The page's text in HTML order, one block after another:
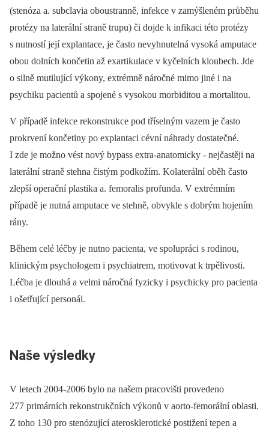
(stenóza a. subclavia oboustranně, infekce v zamýšleném průběhu
protézy na laterální straně trupu) či dojde k infikaci této protézy
s nutností její explantace, je často nevyhnutelná vysoká amputace
obou dolních končetin až exartikulace v kyčelních kloubech. Jde
o silně mutilující výkony, extrémně náročné mimo jiné i na
psychiku pacientů a spojené s vysokou morbiditou a mortalitou.
V případě infekce rekonstrukce pod tříselným vazem je často
prokrvení končetiny po explantaci cévní náhrady dostatečné.
I zde je možno vést nový bypass extra-anatomicky -⁠ nejčastěji na
laterální straně stehna čistým podkožím. Kolaterální oběh často
zlepší operační plastika a. femoralis profunda. V extrémním
případě je nutná amputace ve stehně, obvykle s dobrým hojením
rány.
Během celé léčby je nutno pacienta, ve spolupráci s rodinou,
klinickým psychologem i psychiatrem, motivovat k trpělivosti.
Léčba je dlouhá a velmi náročná fyzicky i psychicky pro pacienta
i ošetřující personál.
Naše výsledky
V letech 2004-2006 bylo na našem pracovišti provedeno
277 primárních rekonstrukčních výkonů v aorto-femorální oblasti.
Z toho 130 pro stenózující aterosklerotické postižení tepen a